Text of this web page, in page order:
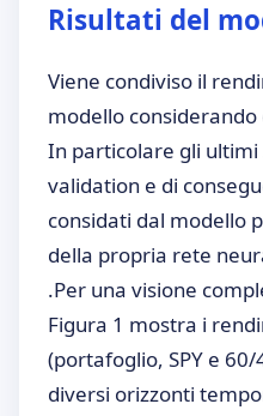
Risultati del
Viene condiviso il
modello
In particolare gli
validation e di
considati dal modello
della propria rete
.Per una visione
Figura 1 mostra i
(portafoglio, SPY e
diversi orizzonti